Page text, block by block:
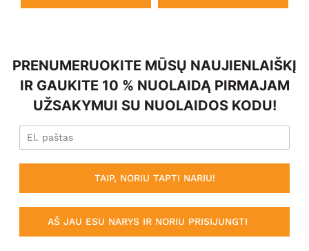
PRENUMERUOKITE MŪSŲ NAUJIENLAIŠKĮ
IR GAUKITE 10 % NUOLAIDĄ PIRMAJAM
UŽSAKYMUI SU NUOLAIDOS KODU!
TAIP, NORIU TAPTI NARIU!
AŠ JAU ESU NARYS IR NORIU PRISIJUNGTI